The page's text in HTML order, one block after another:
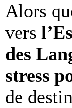
Alors
vers
des
stress
de